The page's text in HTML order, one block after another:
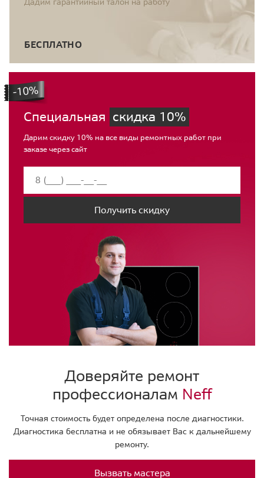
БЕСПЛАТНО
Специальная скидка 10%
Дарим скидку 10% на все виды ремонтных работ при
заказе через сайт
Получить скидку
Доверяйте ремонт
профессионалам Neff
Точная стоимость будет определена после диагностики.
Диагностика бесплатна и не обязывает Вас к дальнейшему
ремонту.
Вызвать мастера